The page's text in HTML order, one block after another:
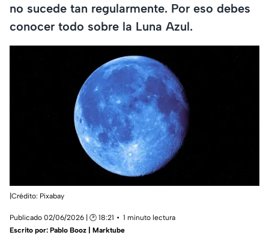
no sucede tan regularmente. Por eso debes
conocer todo sobre la Luna Azul.
|Crédito: Pixabay
Publicado 02/06/2026 | 🕑 18:21
1 minuto lectura
Escrito por: Pablo Booz | Marktube